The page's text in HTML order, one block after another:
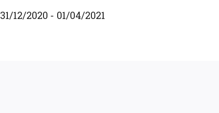
31/12/2020 - 01/04/2021